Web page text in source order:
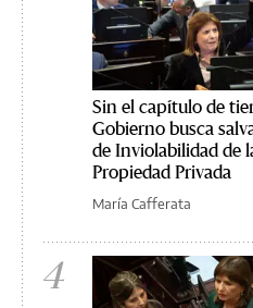
Sin el capítulo de
Gobierno busca
de Inviolabilidad de
Propiedad Privada
María Cafferata
4